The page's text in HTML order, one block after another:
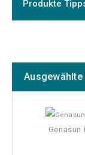
Leistung
Brennstoff
Gewicht
Produkte
Ausgewählte
Genasun